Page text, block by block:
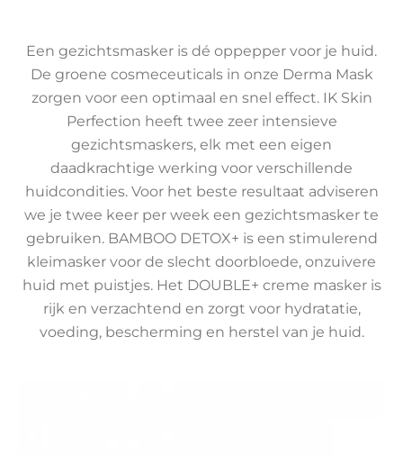
Een gezichtsmasker is dé oppepper voor je huid.
De groene cosmeceuticals in onze Derma Mask
zorgen voor een optimaal en snel effect. IK Skin
Perfection heeft twee zeer intensieve
gezichtsmaskers, elk met een eigen
daadkrachtige werking voor verschillende
huidcondities. Voor het beste resultaat adviseren
we je twee keer per week een gezichtsmasker te
gebruiken. BAMBOO DETOX+ is een stimulerend
kleimasker voor de slecht doorbloede, onzuivere
huid met puistjes. Het DOUBLE+ creme masker is
rijk en verzachtend en zorgt voor hydratatie,
voeding, bescherming en herstel van je huid.